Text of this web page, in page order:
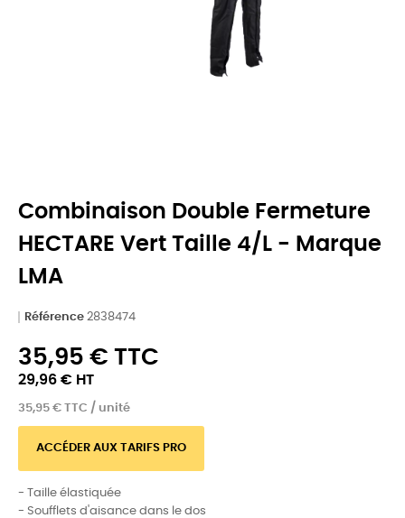
Combinaison Double Fermeture
HECTARE Vert Taille 4/L - Marque
LMA
Référence 2838474
35,95 € TTC
29,96 € HT
35,95 € TTC / unité
ACCÉDER AUX TARIFS PRO
- Taille élastiquée
- Soufflets d'aisance dans le dos